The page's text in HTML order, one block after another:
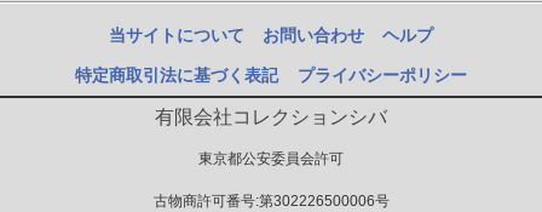
当サイトについて お問い合わせ ヘルプ
特定商取引法に基づく表記 プライバシーポリシー
有限会社コレクションシバ
東京都公安委員会許可
古物商許可番号:第302226500006号